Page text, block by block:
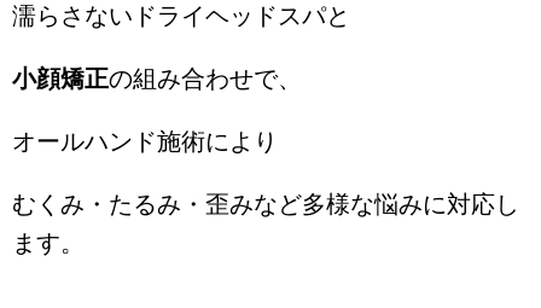
濡らさないドライヘッドスパと
小顔矯正の組み合わせで、
オールハンド施術により
むくみ・たるみ・歪みなど多様な悩みに対応し
ます。